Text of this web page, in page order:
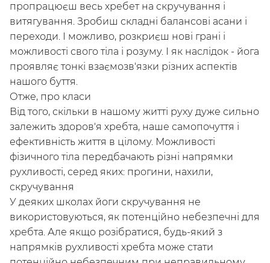
Досліджуй
Класи
Курси Плейлисти
Інструктори
пропрацюєш весь хребет на скручування і
витягування. Зробиш складні балансові асани і
переходи. І можливо, розкриєш нові грані і
можливості свого тіла і розуму. І як наслідок - йога
проявляє тонкі взаємозв'язки різних аспектів
нашого буття.
Отже, про класи
Від того, скільки в нашому житті руху дуже сильно
залежить здоров'я хребта, наше самопочуття і
ефективність життя в цілому. Можливості
фізичного тіла передбачають різні напрямки
рухливості, серед яких: прогини, нахили,
скручування
У деяких школах йоги скручування не
використовуються, як потенційно небезпечні для
хребта. Але якщо розібратися, будь-який з
напрямків рухливості хребта може стати